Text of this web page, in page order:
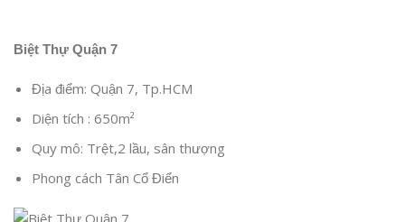
Biệt Thự Quận 7
Địa điểm: Quận 7, Tp.HCM
Diện tích : 650m²
Quy mô: Trệt,2 lầu, sân thượng
Phong cách Tân Cổ Điển